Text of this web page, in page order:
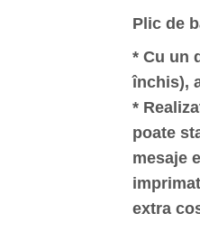
Plic de
* Cu un
închis),
*
poate
mesaje
extra